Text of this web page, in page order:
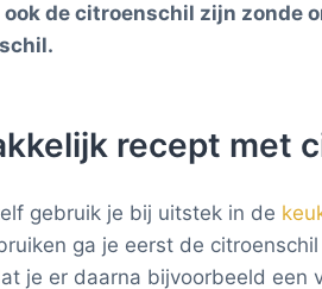
de citroenschil zijn zonde
recept met
gebruik je bij uitstek in de
ga je eerst de
je er daarna bijvoorbeeld een